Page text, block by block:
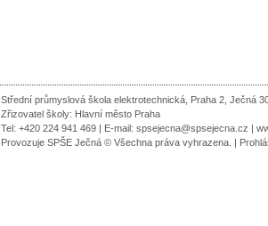
Střední průmyslová škola elektrotechnická, Praha 2, Ječná
Zřizovatel školy: Hlavní město Praha
Tel: +420 224 941 469 | E-mail: spsejecna@spsejecna.cz |
Provozuje SPŠE Ječná © Všechna práva vyhrazena. |